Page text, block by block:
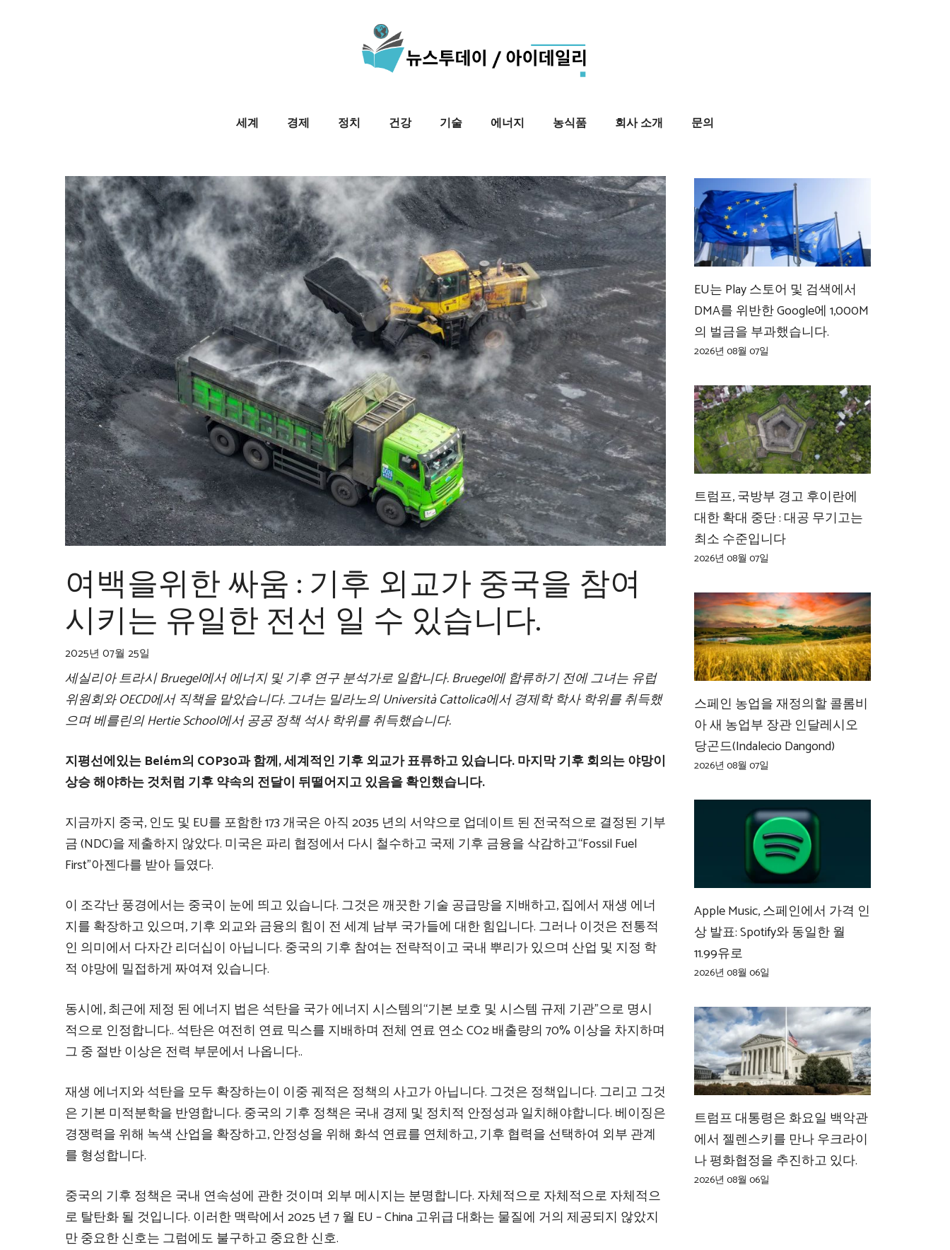
세계 경제 정치 건강 기술 에너지 농식품 회사 소개 문의
여백을위한 싸움 : 기후 외교가 중국을 참여
시키는 유일한 전선 일 수 있습니다.
2025년 07월 25일
세실리아 트라시Bruegel에서 에너지 및 기후 연구 분석가로 일합니다. Bruegel에 합류하기 전에 그녀는 유럽
위원회와 OECD에서 직책을 맡았습니다. 그녀는 밀라노의 Università Cattolica에서 경제학 학사 학위를 취득했
으며 베를린의 Hertie School에서 공공 정책 석사 학위를 취득했습니다.
지평선에있는 Belém의 COP30과 함께, 세계적인 기후 외교가 표류하고 있습니다. 마지막 기후 회의는 야망이
상승 해야하는 것처럼 기후 약속의 전달이 뒤떨어지고 있음을 확인했습니다.
지금까지 중국, 인도 및 EU를 포함한 173 개국은 아직 2035 년의 서약으로 업데이트 된 전국적으로 결정된 기부
금 (NDC)을 제출하지 않았다. 미국은 파리 협정에서 다시 철수하고 국제 기후 금융을 삭감하고“Fossil Fuel
First”아젠다를 받아 들였다.
이 조각난 풍경에서는 중국이 눈에 띄고 있습니다. 그것은 깨끗한 기술 공급망을 지배하고, 집에서 재생 에너
지를 확장하고 있으며, 기후 외교와 금융의 힘이 전 세계 남부 국가들에 대한 힘입니다. 그러나 이것은 전통적
인 의미에서 다자간 리더십이 아닙니다. 중국의 기후 참여는 전략적이고 국내 뿌리가 있으며 산업 및 지정 학
적 야망에 밀접하게 짜여져 있습니다.
동시에, 최근에 제정 된 에너지 법은 석탄을 국가 에너지 시스템의“기본 보호 및 시스템 규제 기관”으로 명시
적으로 인정합니다.. 석탄은 여전히 연료 믹스를 지배하며 전체 연료 연소 CO2 배출량의 70% 이상을 차지하며
그 중 절반 이상은 전력 부문에서 나옵니다..
재생 에너지와 석탄을 모두 확장하는이 이중 궤적은 정책의 사고가 아닙니다. 그것은 정책입니다. 그리고 그것
은 기본 미적분학을 반영합니다. 중국의 기후 정책은 국내 경제 및 정치적 안정성과 일치해야합니다. 베이징은
경쟁력을 위해 녹색 산업을 확장하고, 안정성을 위해 화석 연료를 연체하고, 기후 협력을 선택하여 외부 관계
를 형성합니다.
중국의 기후 정책은 국내 연속성에 관한 것이며 외부 메시지는 분명합니다. 자체적으로 자체적으로 자체적으
로 탈탄화 될 것입니다. 이러한 맥락에서 2025 년 7 월 EU – China 고위급 대화는 물질에 거의 제공되지 않았지
만 중요한 신호는 그럼에도 불구하고 중요한 신호.
EU는 Play 스토어 및 검색에서
DMA를 위반한 Google에 1,000M
의 벌금을 부과했습니다.
2026년 08월 07일
트럼프, 국방부 경고 후이란에
대한 확대 중단 : 대공 무기고는
최소 수준입니다
2026년 08월 07일
스페인 농업을 재정의할 콜롬비
아 새 농업부 장관 인달레시오
당곤드(Indalecio Dangond)
2026년 08월 07일
Apple Music, 스페인에서 가격 인
상 발표: Spotify와 동일한 월
11.99유로
2026년 08월 06일
트럼프 대통령은 화요일 백악관
에서 젤렌스키를 만나 우크라이
나 평화협정을 추진하고 있다.
2026년 08월 06일